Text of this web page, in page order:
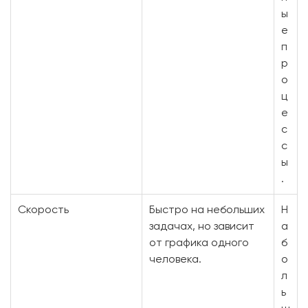
ы
е
п
р
о
ц
е
с
с
ы
.
Скорость
Быстро на небольших
задачах, но зависит
от графика одного
человека.
Н
а
б
о
л
ь